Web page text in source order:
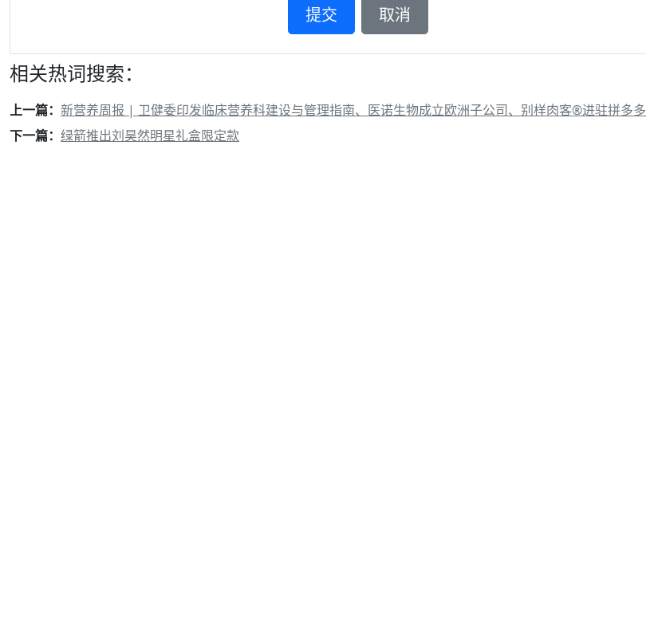
相关热词搜索：
上一篇： 新营养周报 | 卫健委印发临床营养科建设与管理指南、医诺生物成立欧洲子公司、别样肉客®进驻拼多多
下一篇： 绿箭推出刘昊然明星礼盒限定款